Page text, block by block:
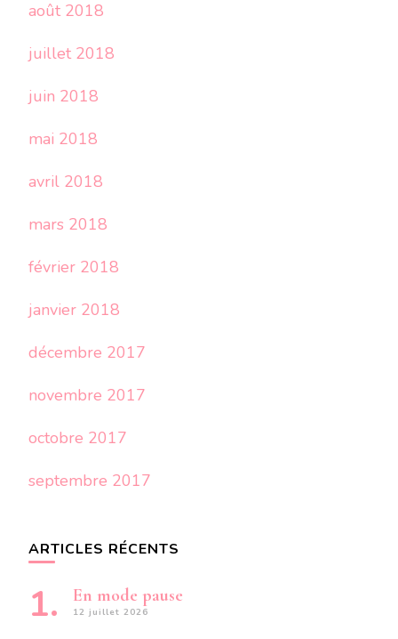
août 2018
juillet 2018
juin 2018
mai 2018
avril 2018
mars 2018
février 2018
janvier 2018
décembre 2017
novembre 2017
octobre 2017
septembre 2017
ARTICLES RÉCENTS
En mode pause
12 juillet 2026